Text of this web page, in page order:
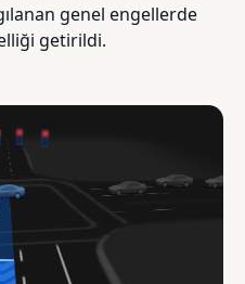
genel engellerde
getirildi.